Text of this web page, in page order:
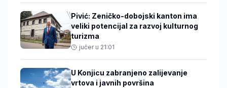
Pivić: Zeničko-dobojski kanton ima
veliki potencijal za razvoj kulturnog
turizma
jučer u 21:01
U Konjicu zabranjeno zalijevanje
vrtova i javnih površina